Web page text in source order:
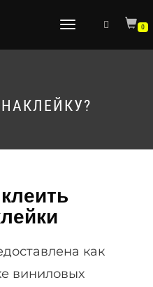
Переключить
0
как
виниловых